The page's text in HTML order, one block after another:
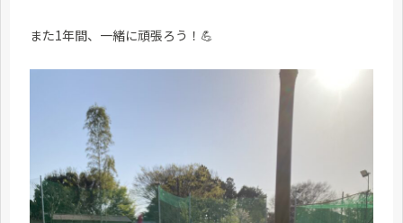
また1年間、一緒に頑張ろう！💪